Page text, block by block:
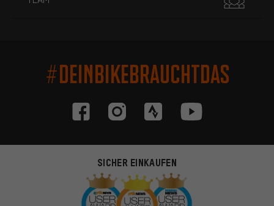
#DEINBIKEBRAUCHTDAS
SICHER EINKAUFEN